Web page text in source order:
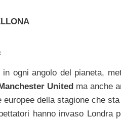
ogni angolo del pianeta,
United ma anche
della stagione che
hanno invaso Londra